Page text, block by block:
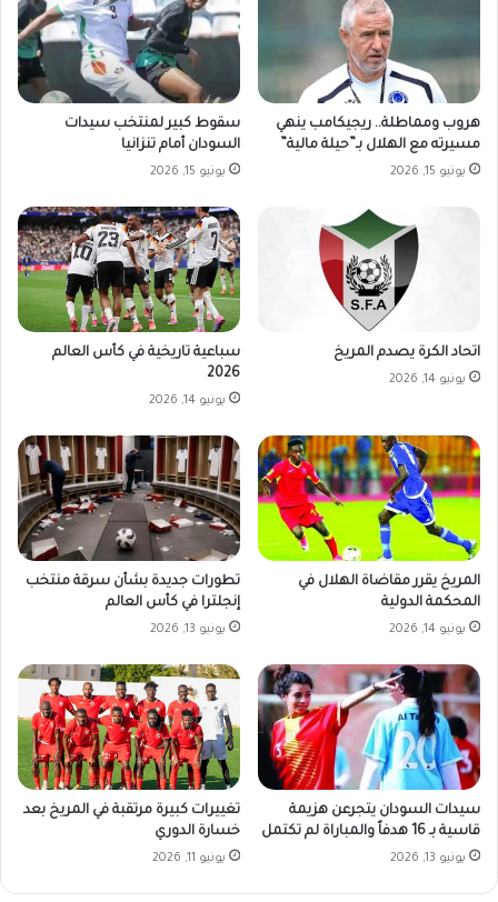
هروب ومماطلة.. ريجيكامب ينهي
مسيرته مع الهلال بـ”حيلة مالية”
يونيو 15, 2026
سقوط كبير لمنتخب سيدات
السودان أمام تنزانيا
يونيو 15, 2026
اتحاد الكرة يصدم المريخ
يونيو 14, 2026
سباعية تاريخية في كأس العالم
2026
يونيو 14, 2026
المريخ يقرر مقاضاة الهلال في
المحكمة الدولية
يونيو 14, 2026
تطورات جديدة بشأن سرقة منتخب
إنجلترا في كأس العالم
يونيو 13, 2026
سيدات السودان يتجرعن هزيمة
قاسية بـ 16 هدفاً والمباراة لم تكتمل
يونيو 13, 2026
تغييرات كبيرة مرتقبة في المريخ بعد
خسارة الدوري
يونيو 11, 2026